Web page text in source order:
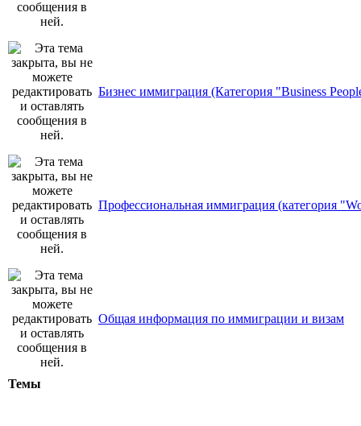
Бизнес иммиграция (Категория "Business
Профессиональная иммиграция (категория
Общая информация по иммиграции и визам
Темы